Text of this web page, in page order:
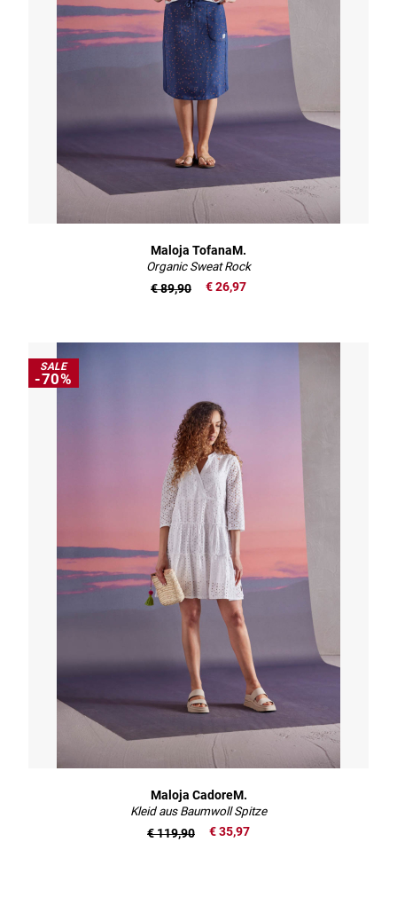
Maloja TofanaM.
Organic Sweat Rock
€ 26,97
€ 89,90
SALE
-70%
Maloja CadoreM.
Kleid aus Baumwoll Spitze
€ 35,97
€ 119,90